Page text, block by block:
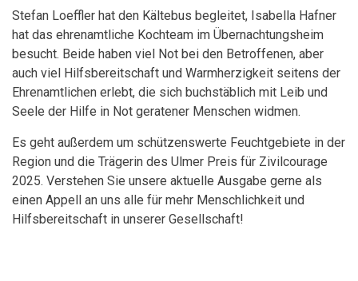
Stefan Loeffler hat den Kältebus begleitet, Isabella Hafner
hat das ehrenamtliche Kochteam im Übernachtungsheim
besucht. Beide haben viel Not bei den Betroffenen, aber
auch viel Hilfsbereitschaft und Warmherzigkeit seitens der
Ehrenamtlichen erlebt, die sich buchstäblich mit Leib und
Seele der Hilfe in Not geratener Menschen widmen.
Es geht außerdem um schützenswerte Feuchtgebiete in der
Region und die Trägerin des Ulmer Preis für Zivilcourage
2025. Verstehen Sie unsere aktuelle Ausgabe gerne als
einen Appell an uns alle für mehr Menschlichkeit und
Hilfsbereitschaft in unserer Gesellschaft!